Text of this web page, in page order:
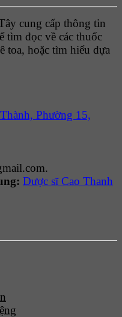
cung cấp thông tin
tìm đọc về các thuốc
toa, hoặc tìm hiểu dựa
Phường 15,
Dược sĩ Cao Thanh